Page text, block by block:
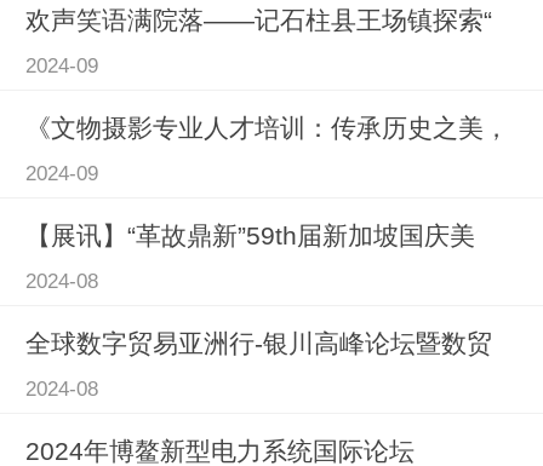
欢声笑语满院落——记石柱县王场镇探索“
2024-09
《文物摄影专业人才培训：传承历史之美，
2024-09
【展讯】“革故鼎新”59th届新加坡国庆美
2024-08
全球数字贸易亚洲行-银川高峰论坛暨数贸
2024-08
2024年博鳌新型电力系统国际论坛